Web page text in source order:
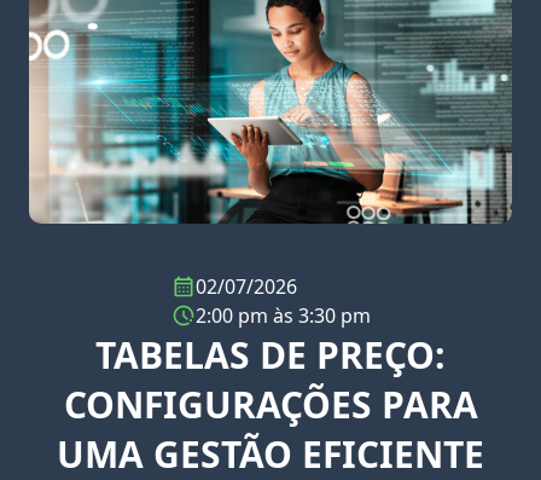
02/07/2026
2:00 pm às 3:30 pm
TABELAS DE PREÇO:
CONFIGURAÇÕES PARA
UMA GESTÃO EFICIENTE